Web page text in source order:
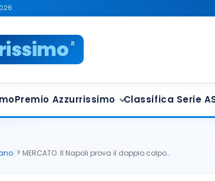
.it
Premio Azzurrissimo Classifica Serie A
? MERCATO. Il Napoli prova il doppio colpo…